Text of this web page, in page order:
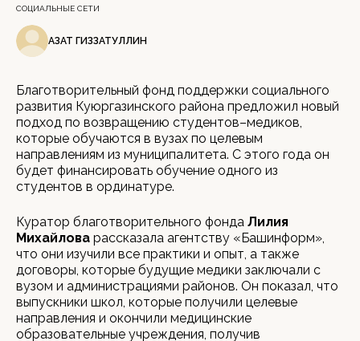
СОЦИАЛЬНЫЕ СЕТИ
АЗАТ ГИЗЗАТУЛЛИН
Благотворительный фонд поддержки социального
развития Куюргазинского района предложил новый
подход по возвращению студентов–медиков,
которые обучаются в вузах по целевым
направлениям из муниципалитета. С этого года он
будет финансировать обучение одного из
студентов в ординатуре.
Куратор благотворительного фонда Лилия
Михайлова рассказала агентству «Башинформ»,
что они изучили все практики и опыт, а также
договоры, которые будущие медики заключали с
вузом и администрациями районов. Он показал, что
выпускники школ, которые получили целевые
направления и окончили медицинские
образовательные учреждения, получив